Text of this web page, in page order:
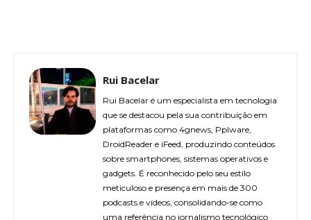
Rui Bacelar
Rui Bacelar é um especialista em tecnologia
que se destacou pela sua contribuição em
plataformas como 4gnews, Pplware,
DroidReader e iFeed, produzindo conteúdos
sobre smartphones, sistemas operativos e
gadgets. É reconhecido pelo seu estilo
meticuloso e presença em mais de 300
podcasts e vídeos, consolidando-se como
uma referência no jornalismo tecnológico